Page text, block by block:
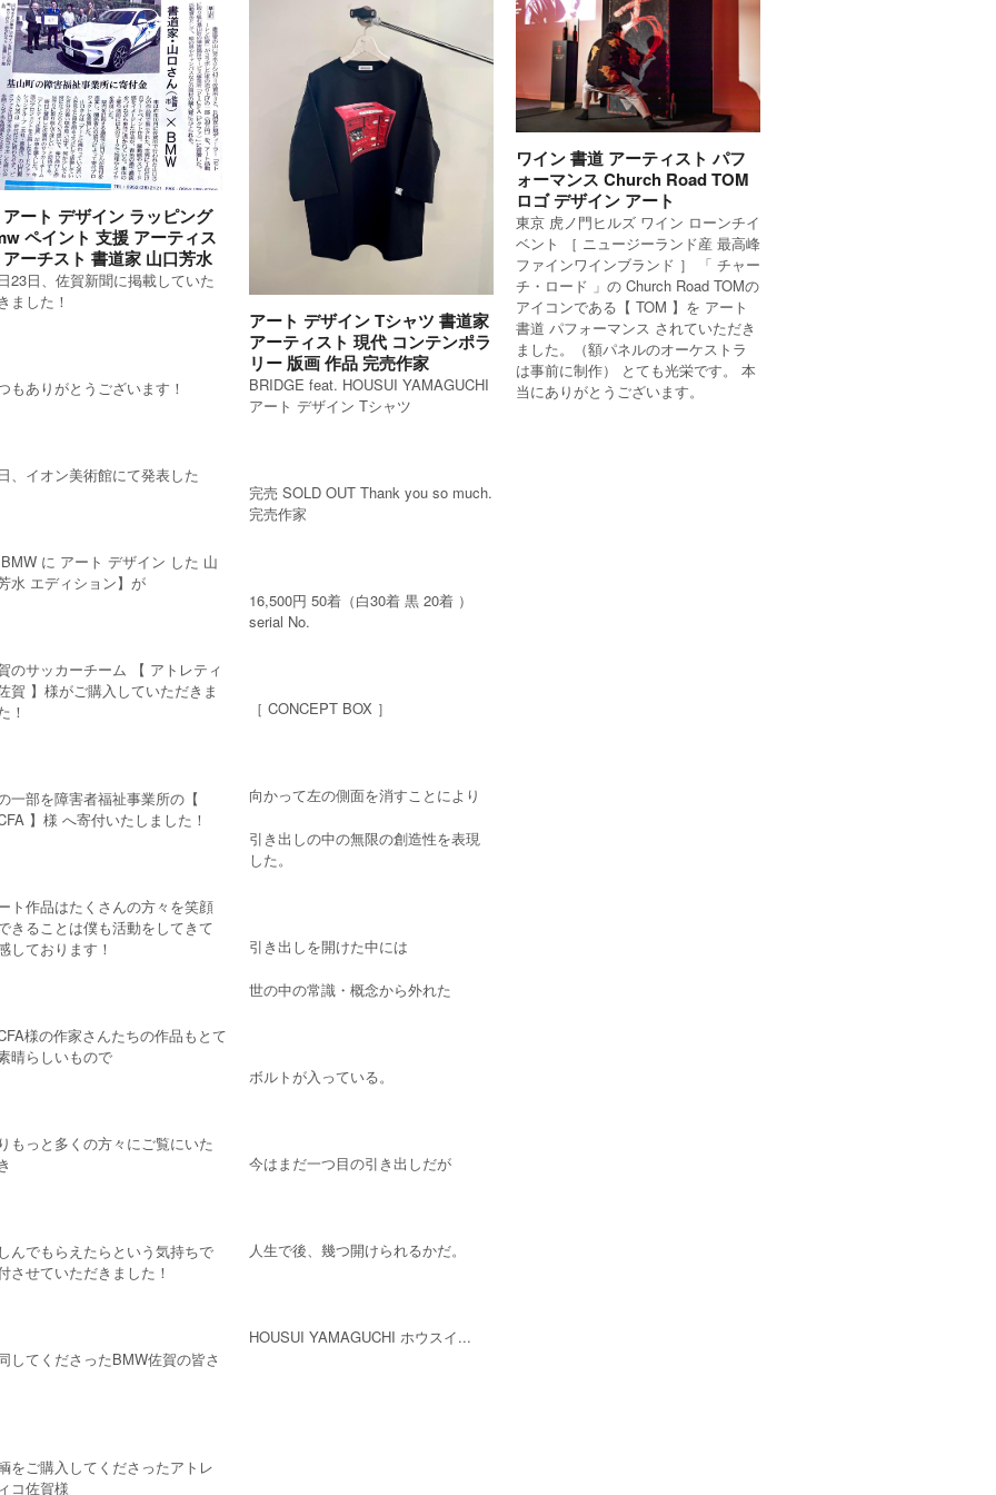
ート デザイン ラッピング
ペイント 支援 アーティス
アーチスト 書道家 山口芳水
23日、佐賀新聞に掲載していた
ました！
もありがとうございます！
、イオン美術館にて発表した
BMW に アート デザイン した 山
水 エディション】が
のサッカーチーム 【 アトレティ
賀 】様がご購入していただきま
！
一部を障害者福祉事業所の【
】様 へ寄付いたしました！
ト作品はたくさんの方々を笑顔
きることは僕も活動をしてきて
しております！
様の作家さんたちの作品もとて
晴らしいもので
もっと多くの方々にご覧にいた
んでもらえたらという気持ちで
させていただきました！
してくださったBMW佐賀の皆さ
をご購入してくださったアトレ
コ佐賀様
アート デザイン Tシャツ 書道家
アーティスト 現代 コンテンポラ
リー 版画 作品 完売作家
BRIDGE feat. HOUSUI YAMAGUCHI
アート デザイン Tシャツ
完売 SOLD OUT Thank you so much.
完売作家
16,500円 50着（白30着 黒 20着 ）
serial No.
［ CONCEPT BOX ］
向かって左の側面を消すことにより
引き出しの中の無限の創造性を表現
した。
引き出しを開けた中には
世の中の常識・概念から外れた
ボルトが入っている。
今はまだ一つ目の引き出しだが
人生で後、幾つ開けられるかだ。
HOUSUI YAMAGUCHI ホウスイ...
ワイン 書道 アーティスト パフ
ォーマンス Church Road TOM
ロゴ デザイン アート
東京 虎ノ門ヒルズ ワイン ローンチイ
ベント ［ ニュージーランド産 最高峰
ファインワインブランド ］ 「 チャー
チ・ロード 」の Church Road TOMの
アイコンである【 TOM 】を アート
書道 パフォーマンス されていただき
ました。（額パネルのオーケストラ
は事前に制作） とても光栄です。 本
当にありがとうございます。